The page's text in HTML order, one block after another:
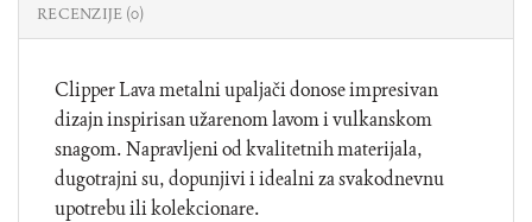
RECENZIJE (0)
Clipper Lava metalni upaljači donose impresivan
dizajn inspirisan užarenom lavom i vulkanskom
snagom. Napravljeni od kvalitetnih materijala,
dugotrajni su, dopunjivi i idealni za svakodnevnu
upotrebu ili kolekcionare.